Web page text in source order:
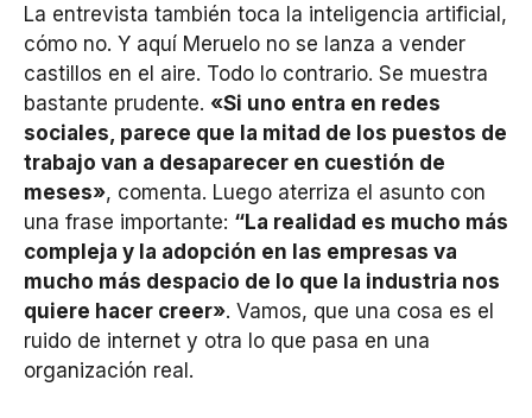
La entrevista también toca la inteligencia artificial,
cómo no. Y aquí Meruelo no se lanza a vender
castillos en el aire. Todo lo contrario. Se muestra
bastante prudente. «Si uno entra en redes
sociales, parece que la mitad de los puestos de
trabajo van a desaparecer en cuestión de
meses», comenta. Luego aterriza el asunto con
una frase importante: “La realidad es mucho más
compleja y la adopción en las empresas va
mucho más despacio de lo que la industria nos
quiere hacer creer». Vamos, que una cosa es el
ruido de internet y otra lo que pasa en una
organización real.